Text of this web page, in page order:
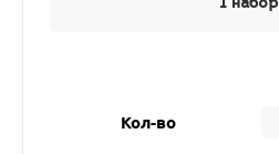
1 набор
Кол-во